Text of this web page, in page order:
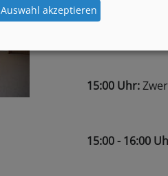
15:00 Uhr:
15:00 - 16:00
Auswahl akzeptieren